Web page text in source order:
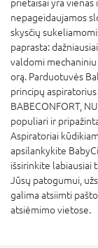
prietaisai yra vienas
nepageidaujamos
skysčių
paprasta:
valdomi
orą. Parduotuvės
principų aspiratorius
BABECONFORT,
populiari ir
Aspiratoriai
apsilankykite
išsirinkite labiausiai
Jūsų patogumui,
galima atsiimti
atsiėmimo vietose.